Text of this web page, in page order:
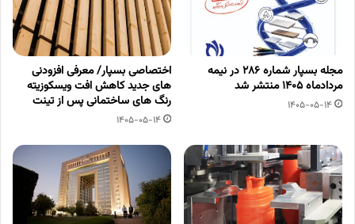
مجله بسپار شماره 286 در نیمه
مردادماه 1405 منتشر شد
1405-05-14
اختصاصی بسپار/ معرفی افزودنی
های جدید کاهش افت ویسکوزیته
رنگ های ساختمانی پس از تینت
1405-05-14